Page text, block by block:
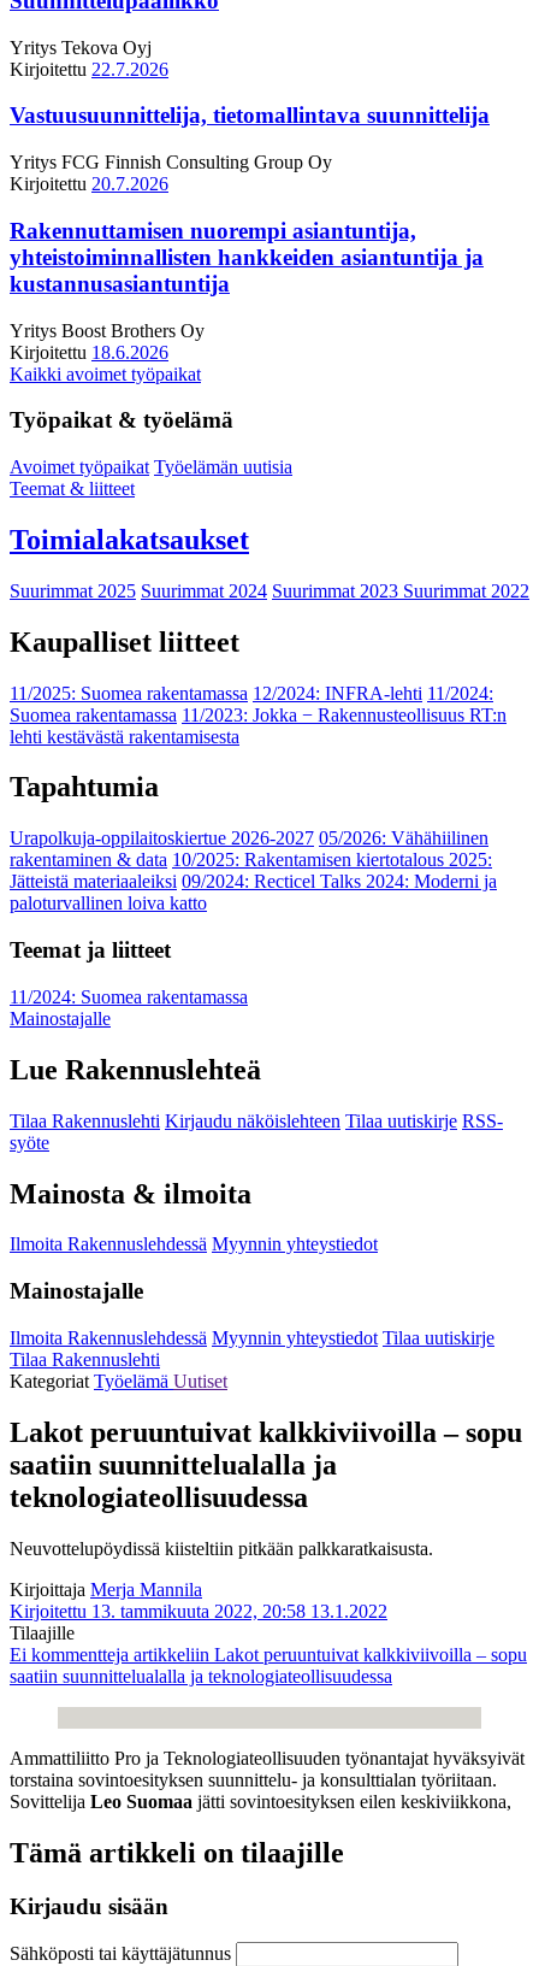
Yritys Tekova Oyj
Kirjoitettu 22.7.2026
Vastuusuunnittelija, tietomallintava suunnittelija
Yritys FCG Finnish Consulting Group Oy
Kirjoitettu 20.7.2026
Rakennuttamisen nuorempi asiantuntija,
yhteistoiminnallisten hankkeiden asiantuntija ja
kustannusasiantuntija
Yritys Boost Brothers Oy
Kirjoitettu 18.6.2026
Kaikki avoimet työpaikat
Työpaikat & työelämä
Avoimet työpaikat Työelämän uutisia
Teemat & liitteet
Toimialakatsaukset
Suurimmat 2025 Suurimmat 2024 Suurimmat 2023 Suurimmat 2022
Kaupalliset liitteet
11/2025: Suomea rakentamassa 12/2024: INFRA-lehti 11/2024:
Suomea rakentamassa 11/2023: Jokka − Rakennusteollisuus RT:n
lehti kestävästä rakentamisesta
Tapahtumia
Urapolkuja-oppilaitoskiertue 2026-2027 05/2026: Vähähiilinen
rakentaminen & data 10/2025: Rakentamisen kiertotalous 2025:
Jätteistä materiaaleiksi 09/2024: Recticel Talks 2024: Moderni ja
paloturvallinen loiva katto
Teemat ja liitteet
11/2024: Suomea rakentamassa
Mainostajalle
Lue Rakennuslehteä
Tilaa Rakennuslehti Kirjaudu näköislehteen Tilaa uutiskirje RSS-
syöte
Mainosta & ilmoita
Ilmoita Rakennuslehdessä Myynnin yhteystiedot
Mainostajalle
Ilmoita Rakennuslehdessä Myynnin yhteystiedot Tilaa uutiskirje
Tilaa Rakennuslehti
Kategoriat Työelämä Uutiset
Lakot peruuntuivat kalkkiviivoilla – sopu
saatiin suunnittelualalla ja
teknologiateollisuudessa
Neuvottelupöydissä kiisteltiin pitkään palkkaratkaisusta.
Kirjoittaja Merja Mannila
Kirjoitettu 13. tammikuuta 2022, 20:58 13.1.2022
Tilaajille
Ei kommentteja artikkeliin Lakot peruuntuivat kalkkiviivoilla – sopu
saatiin suunnittelualalla ja teknologiateollisuudessa
Ammattiliitto Pro ja Teknologiateollisuuden työnantajat hyväksyivät
torstaina sovintoesityksen suunnittelu- ja konsulttialan työriitaan.
Sovittelija Leo Suomaa jätti sovintoesityksen eilen keskiviikkona,
Tämä artikkeli on tilaajille
Kirjaudu sisään
Sähköposti tai käyttäjätunnus